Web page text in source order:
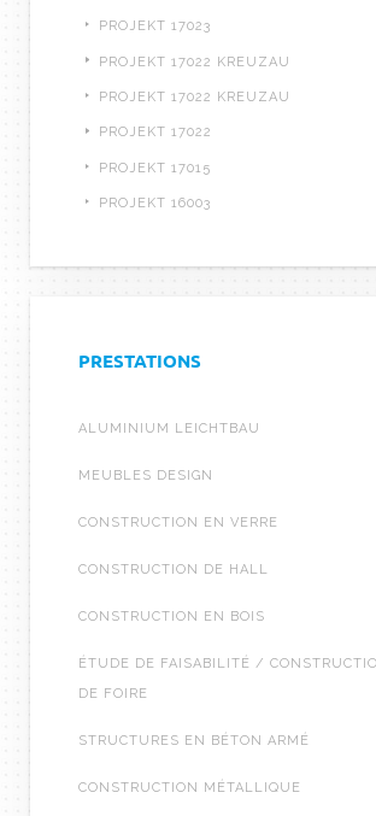
PROJEKT 17023
PROJEKT 17022 KREUZAU
PROJEKT 17022 KREUZAU
PROJEKT 17022
PROJEKT 17015
PROJEKT 16003
PRESTATIONS
ALUMINIUM LEICHTBAU
MEUBLES DESIGN
CONSTRUCTION EN VERRE
CONSTRUCTION DE HALL
CONSTRUCTION EN BOIS
ÉTUDE DE FAISABILITÉ /
DE FOIRE
STRUCTURES EN BÉTON ARMÉ
CONSTRUCTION MÉTALLIQUE